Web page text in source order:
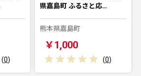
(0)
県嘉島町 ふるさと応…
熊本県嘉島町
￥1,000
(0)